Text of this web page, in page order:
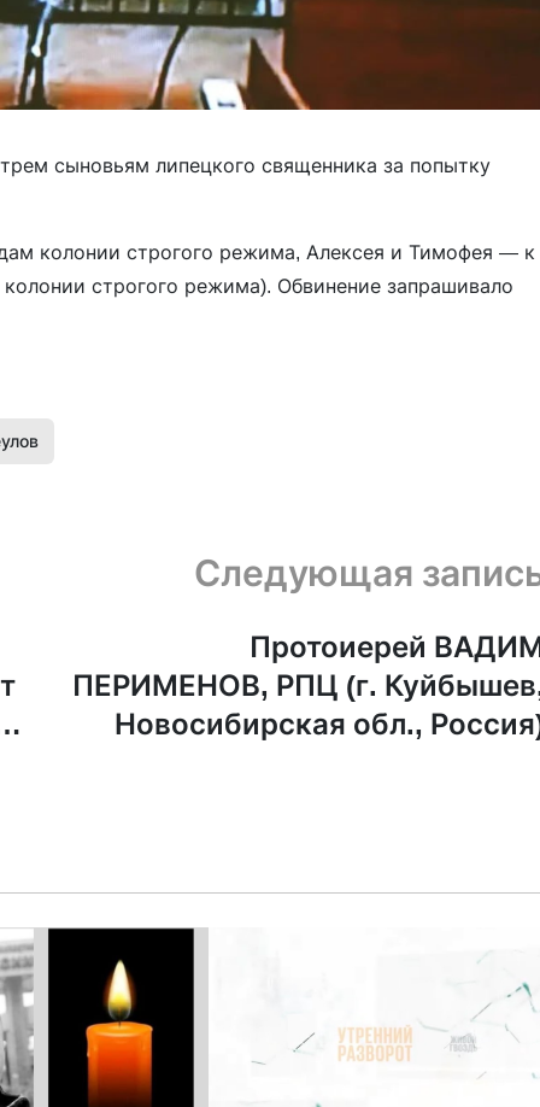
сыновьям липецкого священника за попытку
колонии строгого режима, Алексея и Тимофея — к
строгого режима). Обвинение запрашивало
Следующая
Протоиерей
ПЕРИМЕНОВ, РПЦ (г.
Новосибирская обл.,